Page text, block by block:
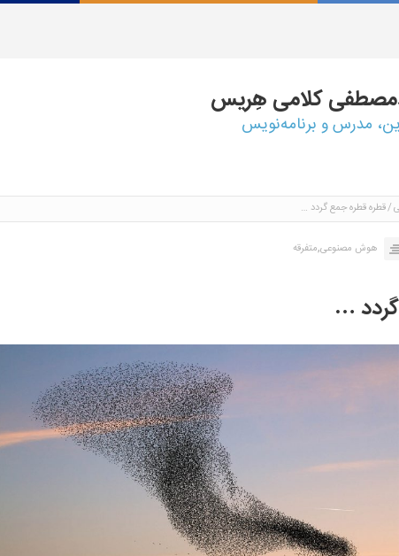
کلامی هِریس
مدرس و برنامه‌نویس
قطره قطره جمع گردد …
هوش مصنوعی,متفرقه
…